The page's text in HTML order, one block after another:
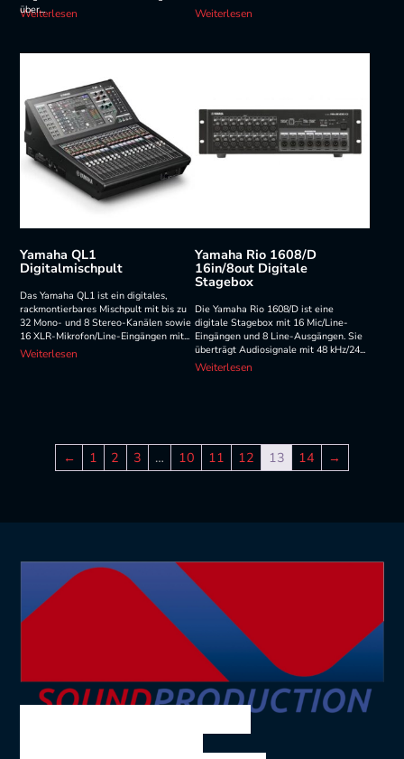
über...
Weiterlesen Weiterlesen
Yamaha QL1
Digitalmischpult
Das Yamaha QL1 ist ein digitales,
rackmontierbares Mischpult mit bis zu
32 Mono- und 8 Stereo-Kanälen sowie
16 XLR-Mikrofon/Line-Eingängen mit...
Weiterlesen
Yamaha Rio 1608/D
16in/8out Digitale
Stagebox
Die Yamaha Rio 1608/D ist eine
digitale Stagebox mit 16 Mic/Line-
Eingängen und 8 Line-Ausgängen. Sie
überträgt Audiosignale mit 48 kHz/24...
Weiterlesen
← 1 2 3 … 10 11 12 13 14 →
SOUND PRODUCTION
Ing. Volkmar Theil